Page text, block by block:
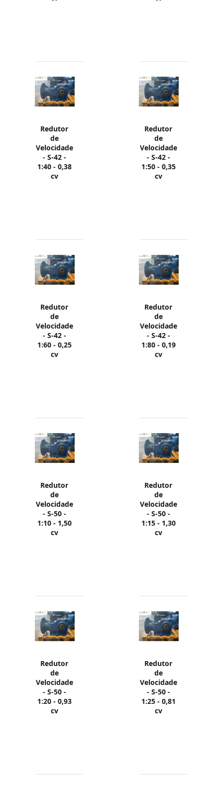
Redutor
de
Velocidade
- S-42 -
1:40 - 0,38
cv
Redutor
de
Velocidade
- S-42 -
1:50 - 0,35
cv
Redutor
de
Velocidade
- S-42 -
1:60 - 0,25
cv
Redutor
de
Velocidade
- S-42 -
1:80 - 0,19
cv
Redutor
de
Velocidade
- S-50 -
1:10 - 1,50
cv
Redutor
de
Velocidade
- S-50 -
1:15 - 1,30
cv
Redutor
de
Velocidade
- S-50 -
1:20 - 0,93
cv
Redutor
de
Velocidade
- S-50 -
1:25 - 0,81
cv